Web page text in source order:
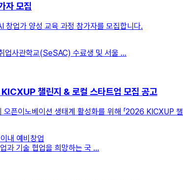
자 모집
창업가 양성 교육 과정 참가자를 모집합니다.
업사관학교(SeSAC) 수료생 및 서울 ...
챌린지 & 로컬 스타트업 모집 공고
픈이노베이션 생태계 활성화를 위해 「2026 KICXUP
내 예비창업
과 기술 협업을 희망하는 국 ...